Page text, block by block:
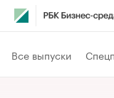
Все выпуски